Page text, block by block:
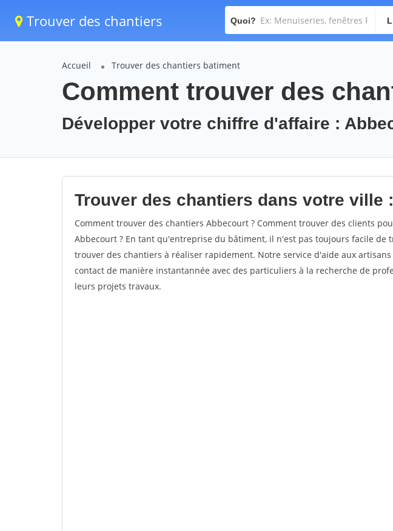
Trouver des chantiers Quoi?
Accueil Trouver des chantiers batiment
Comment trouver des
Développer votre chiffre d'affaire :
Trouver des chantiers dans votre ville
Comment trouver des chantiers Abbecourt ? Comment trouver des clients
Abbecourt ? En tant qu'entreprise du bâtiment, il n'est pas toujours facile de
trouver des chantiers à réaliser rapidement. Notre service d'aide aux
contact de manière instantannée avec des particuliers à la recherche de
leurs projets travaux.